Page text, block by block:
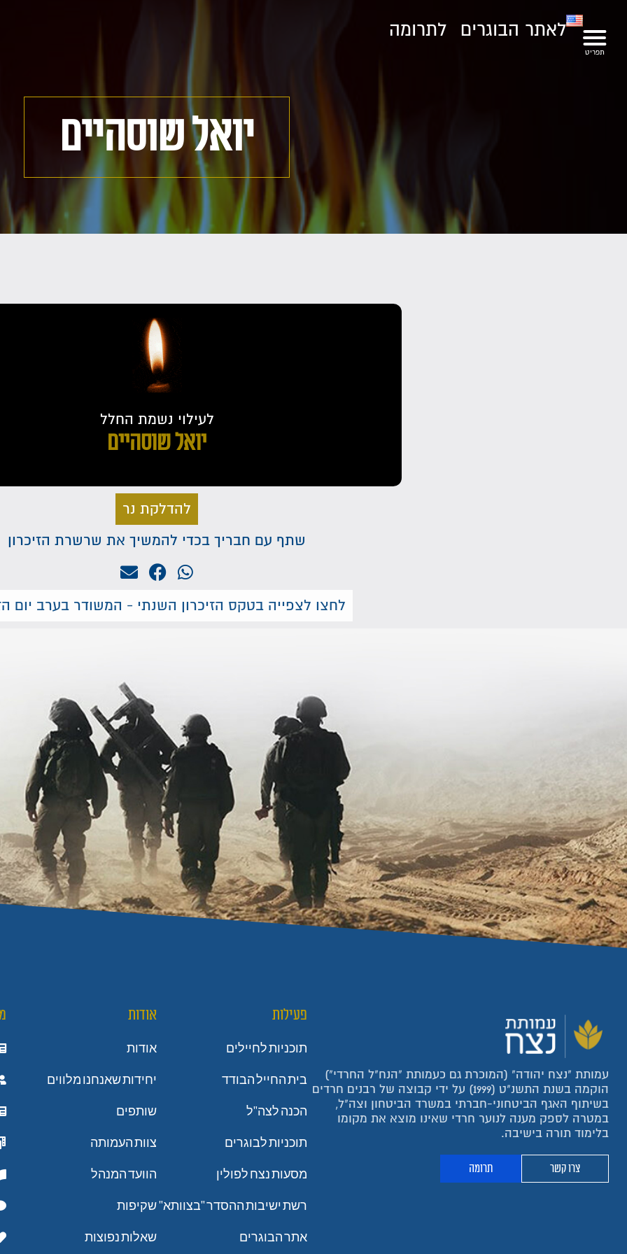
לאתר הבוגרים לתרומה
יואל שוסהיים
לעילוי נשמת החלל
יואל שוסהיים
להדלקת נר
שתף עם חבריך בכדי להמשיך את שרשרת הזיכרון
לחצו לצפייה בטקס הזיכרון השנתי - המשודר בערב יום
עמותת "נצח יהודה" (המוכרת גם כעמותת "הנח"ל החרדי")
הוקמה בשנת התשנ"ט (1999) על ידי קבוצה של רבנים חרדים
בשיתוף האגף הביטחוני-חברתי במשרד הביטחון וצה"ל,
במטרה לספק מענה לנוער חרדי שאינו מוצא את מקומו
בלימוד תורה בישיבה.
צרו קשר תרומה
פעילות
תוכניות לחיילים
בית החייל הבודד
הכנה לצה"ל
תוכניות לבוגרים
מסעות נצח לפולין
רשת ישיבות ההסדר "בצוותא"
אתר הבוגרים
אודות
אודות
יחידות שאנחנו מלווים
שותפים
צוות העמותה
הוועד המנהל
שקיפות
שאלות נפוצות